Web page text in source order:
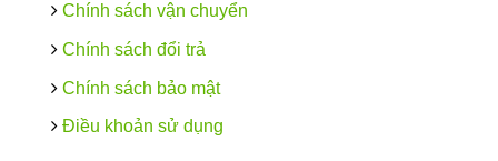
Chính sách vận chuyển
Chính sách đổi trả
Chính sách bảo mật
Điều khoản sử dụng